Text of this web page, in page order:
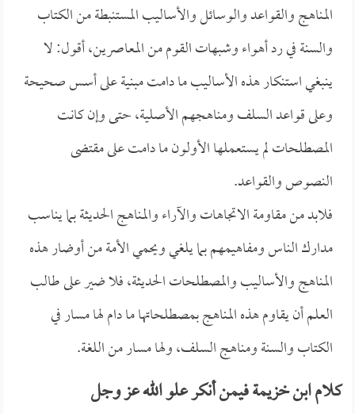
المناهج والقواعد والوسائل والأساليب المستنبطة من الكتاب
والسنة في رد أهواء وشبهات القوم من المعاصرين، أقول: لا
ينبغي استنكار هذه الأساليب ما دامت مبنية على أسس صحيحة
وعلى قواعد السلف ومناهجهم الأصلية، حتى وإن كانت
المصطلحات لم يستعملها الأولون ما دامت على مقتضى
النصوص والقواعد.
فلابد من مقاومة الاتجاهات والآراء والمناهج الحديثة بما يناسب
مدارك الناس ومفاهيمهم بما يلغي ويحمي الأمة من أوضار هذه
المناهج والأساليب والمصطلحات الحديثة، فلا ضير على طالب
العلم أن يقاوم هذه المناهج بمصطلحاتها ما دام لها مسار في
الكتاب والسنة ومناهج السلف، ولها مسار من اللغة.
كلام ابن خزيمة فيمن أنكر علو الله عز وجل